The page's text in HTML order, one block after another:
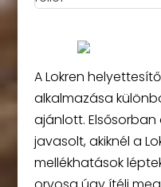
A Lokren
alkalmazása
ajánlott.
javasolt, akiknél a
mellékhatások